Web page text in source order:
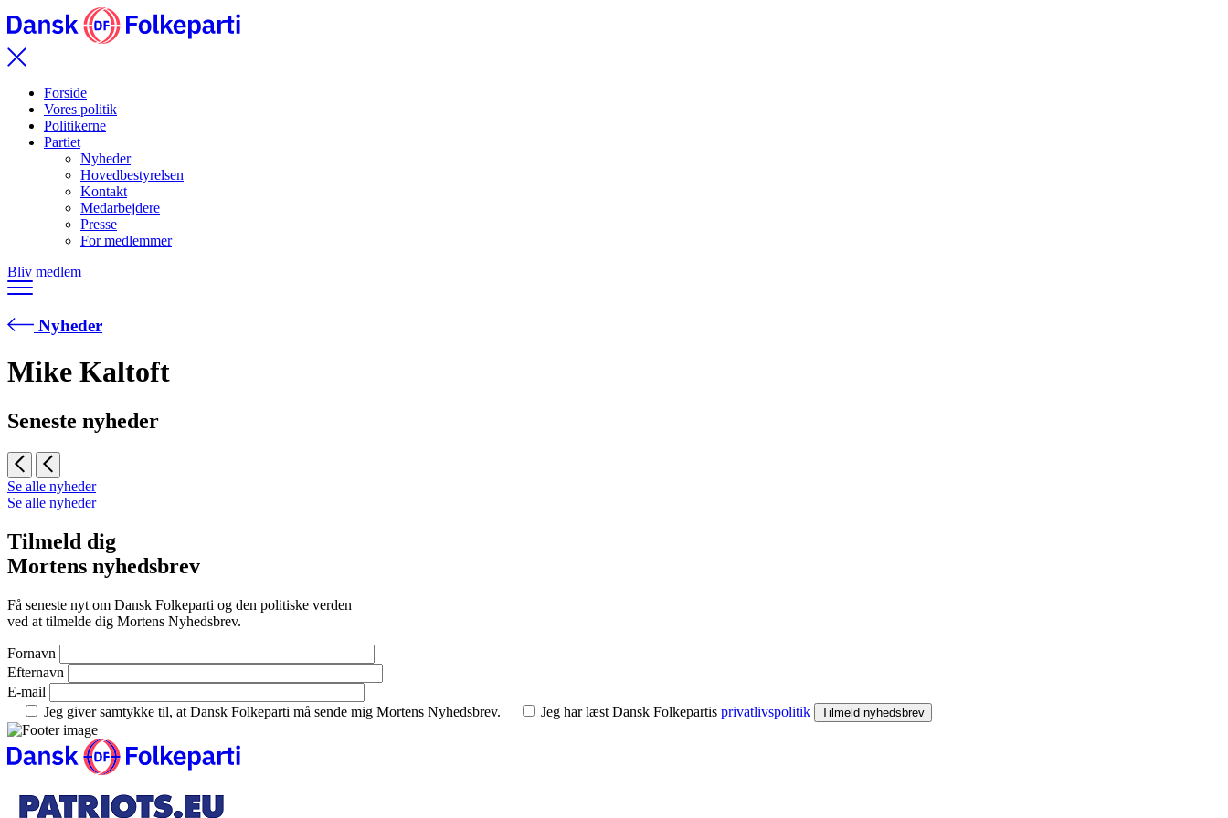
Forside
Vores politik
Politikerne
Partiet
Nyheder
Hovedbestyrelsen
Kontakt
Medarbejdere
Presse
For medlemmer
Bliv medlem
Nyheder
Mike Kaltoft
Seneste nyheder
Se alle nyheder
Se alle nyheder
Tilmeld dig
Mortens nyhedsbrev
Få seneste nyt om Dansk Folkeparti og den politiske verden
ved at tilmelde dig Mortens Nyhedsbrev.
Fornavn
Efternavn
E-mail
Jeg giver samtykke til, at Dansk Folkeparti må sende mig Mortens Nyhedsbrev.
Jeg har læst Dansk Folkepartis privatlivspolitik